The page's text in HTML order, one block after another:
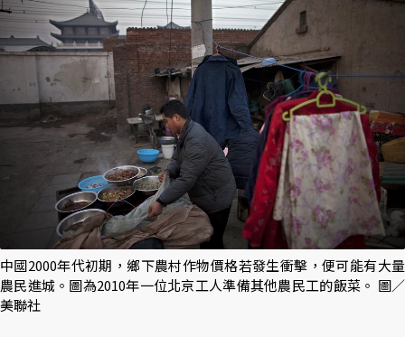
中國2000年代初期，鄉下農村作物價格若發生衝擊，便可能有大量
農民進城。圖為2010年一位北京工人準備其他農民工的飯菜。 圖／
美聯社